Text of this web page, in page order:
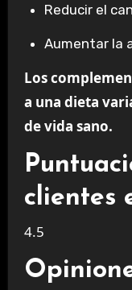
Reducir el
Aumentar la
Los
a una dieta
de vida sano.
clientes
4.5